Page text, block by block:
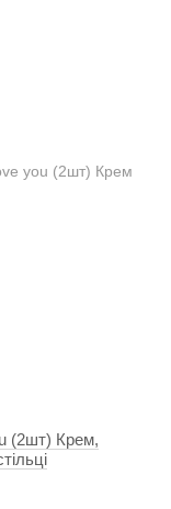
(2шт) Крем,